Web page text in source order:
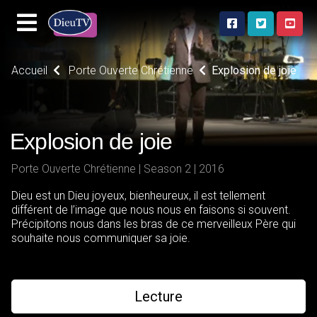
Accueil Porte Ouverte Chrétienne Explosion de joie
Explosion de joie
Porte Ouverte Chrétienne | Season 2 | 2016
Dieu est un Dieu joyeux, bienheureux, il est tellement
différent de l’image que nous nous en faisons si souvent.
Précipitons nous dans les bras de ce merveilleux Père qui
souhaite nous communiquer sa joie.
Lecture